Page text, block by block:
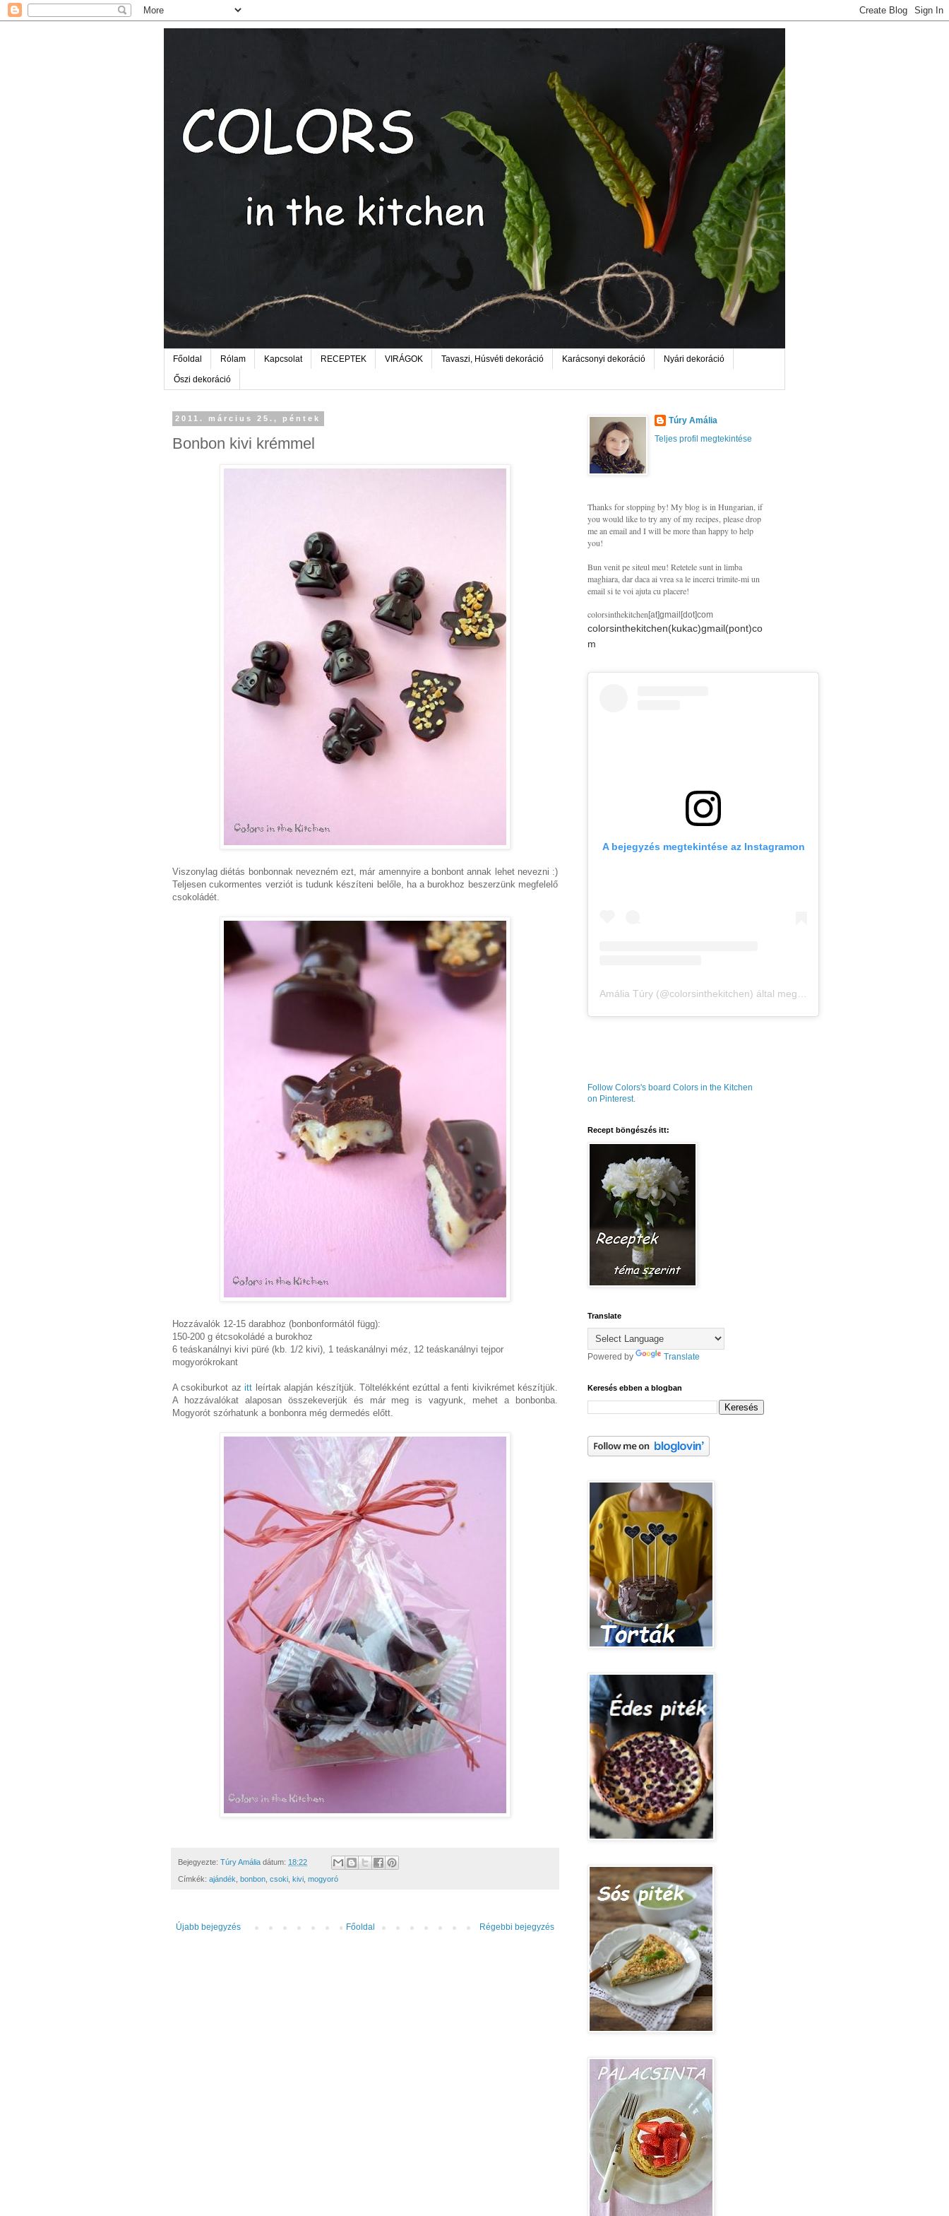
Főoldal Rólam Kapcsolat RECEPTEK VIRÁGOK Tavaszi, Húsvéti dekoráció Karácsonyi dekoráció Nyári dekoráció
Őszi dekoráció
2011. március 25., péntek
Bonbon kivi krémmel
Viszonylag diétás bonbonnak nevezném ezt, már amennyire a bonbont annak lehet nevezni :)
Teljesen cukormentes verziót is tudunk készíteni belőle, ha a burokhoz beszerzünk megfelelő
csokoládét.
Hozzávalók 12-15 darabhoz (bonbonformától függ):
150-200 g étcsokoládé a burokhoz
6 teáskanálnyi kivi püré (kb. 1/2 kivi), 1 teáskanálnyi méz, 12 teáskanálnyi tejpor
mogyorókrokant
A csokiburkot azitt leírtak alapján készítjük. Töltelékként ezúttal a fenti kivikrémet készítjük.
A hozzávalókat alaposan összekeverjük és már meg is vagyunk, mehet a bonbonba.
Mogyorót szórhatunk a bonbonra még dermedés előtt.
Bejegyezte: Túry Amália dátum: 18:22
Címkék: ajándék bonbon csoki kivi mogyoró
Újabb bejegyzés Régebbi bejegyzés
Főoldal
Túry Amália
Teljes profil megtekintése
Thanks for stopping by! My blog is in Hungarian, if
you would like to try any of my recipes, please drop
me an email and I will be more than happy to help
you!
Bun venit pe siteul meu! Retetele sunt in limba
maghiara, dar daca ai vrea sa le incerci trimite-mi un
email si te voi ajuta cu placere!
colorsinthekitchen[at]gmail[dot]com
colorsinthekitchen(kukac)gmail(pont)co
m
A bejegyzés megtekintése az Instagramon
Amália Túry (@colorsinthekitchen) által megosztott bejegyzés
Follow Colors's board Colors in the Kitchen
on Pinterest.
Recept böngészés itt:
Translate
Powered by Translate
Keresés ebben a blogban